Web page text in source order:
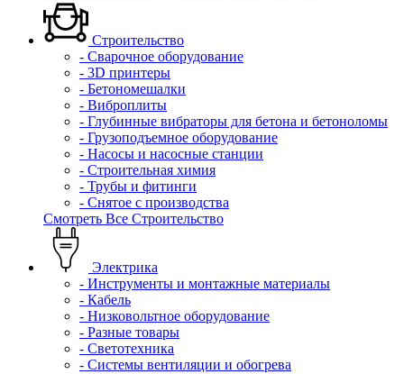
Строительство
- Сварочное оборудование
- 3D принтеры
- Бетономешалки
- Виброплиты
- Глубинные вибраторы для бетона и бетоноломы
- Грузоподъемное оборудование
- Насосы и насосные станции
- Строительная химия
- Трубы и фитинги
- Снятое с производства
Смотреть Все Строительство
Электрика
- Инструменты и монтажные материалы
- Кабель
- Низковольтное оборудование
- Разные товары
- Светотехника
- Системы вентиляции и обогрева